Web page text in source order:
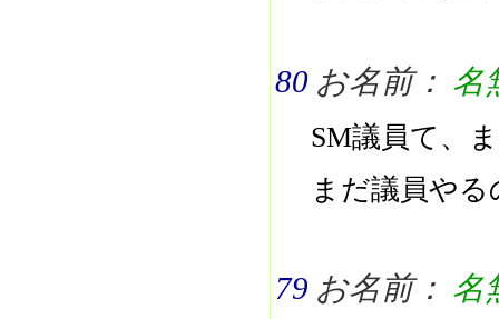
80 お名前： 名
SM議員て、
まだ議員やる
79 お名前： 名